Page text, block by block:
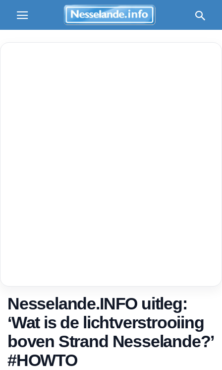
Nesselande.INFO uitleg:
‘Wat is de lichtverstrooiing
boven Strand Nesselande?’
#HOWTO